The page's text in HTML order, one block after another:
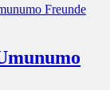
Freunde